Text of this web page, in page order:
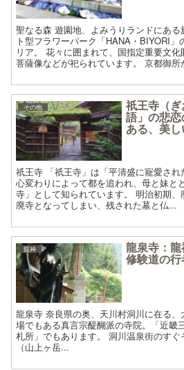
聖なる森 遊園地、よみうりランドにあ
ト型フラワーパーク「HANA・BIYORI
リア。 花々に囲まれて、国指定重要文
菩薩像などが祀られています。 京都御所
その他 祇王寺（
語」の悲
ある、美し
祇王寺 「祇王寺」は「平清盛に寵愛さ
心変わりによって都を追われ、母と妹と
寺」として知られています。 明治初期
廃寺となってしまい、残された墓と仏...
龍神 龍泉寺：龍
修験道の行
龍泉寺 奈良県の奥、天川村洞川に在る
場でもある真言宗醍醐派の寺院。「近畿
札所」でもあります。 洞川温泉街のす
（山上ヶ岳...